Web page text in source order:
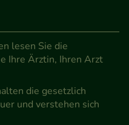
lesen Sie die
Ihre Ärztin, Ihren Arzt
die gesetzlich
und verstehen sich